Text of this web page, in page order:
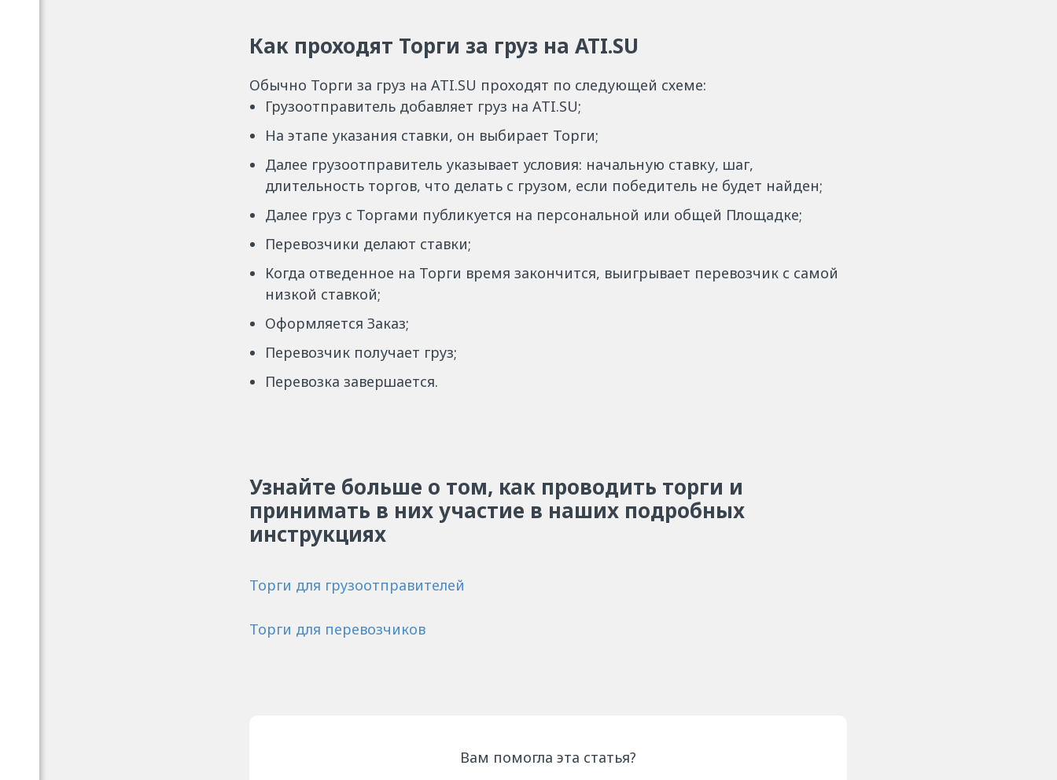
Как проходят Торги за груз на ATI.SU
Обычно Торги за груз на ATI.SU проходят по следующей схеме:
Грузоотправитель добавляет груз на ATI.SU;
На этапе указания ставки, он выбирает Торги;
Далее грузоотправитель указывает условия: начальную ставку, шаг,
длительность торгов, что делать с грузом, если победитель не будет найден;
Далее груз с Торгами публикуется на персональной или общей Площадке;
Перевозчики делают ставки;
Когда отведенное на Торги время закончится, выигрывает перевозчик с самой
низкой ставкой;
Оформляется Заказ;
Перевозчик получает груз;
Перевозка завершается.
Узнайте больше о том, как проводить торги и
принимать в них участие в наших подробных
инструкциях
Торги для грузоотправителей
Торги для перевозчиков
Вам помогла эта статья?